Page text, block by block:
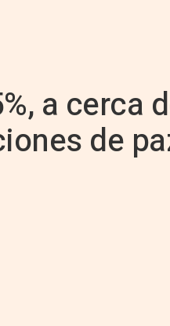
a cerca
de